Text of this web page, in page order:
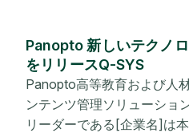
Panopto 新しいテクノ
をリリースQ-SYS
Panopto高等教育および人
ンテンツ管理ソリューショ
リーダーである[企業名]は